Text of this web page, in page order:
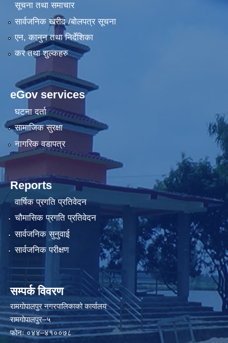
सूचना तथा समाचार
सार्वजनिक खरीद /बोलपत्र सूचना
एन, कानुन तथा निर्देशिका
कर तथा शुल्कहरु
eGov services
घटना दर्ता
सामाजिक सुरक्षा
नागरिक वडापत्र
Reports
वार्षिक प्रगति प्रतिवेदन
चौमासिक प्रगति प्रतिवेदन
सार्वजनिक सुनुवाई
सार्वजनिक परीक्षण
सम्पर्क विवरण
रामगोपालपुर नगरपालिकाको कार्यालय
रामगोपालपुर–५
फोनः ०४४–४१००७८